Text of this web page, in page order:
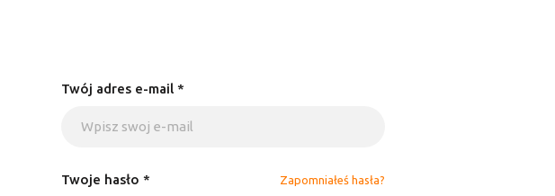
Twój adres e-mail *
Twoje hasło * Zapomniałeś hasła?